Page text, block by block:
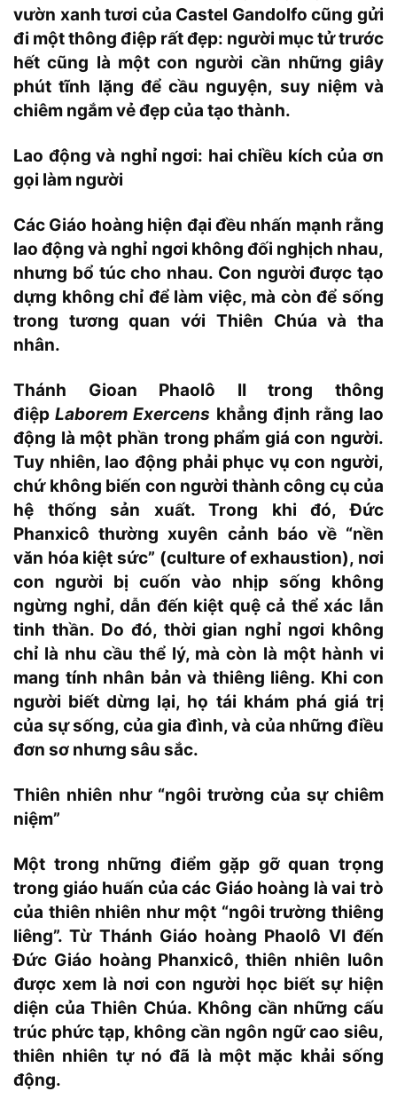
vườn xanh tươi của Castel Gandolfo cũng gửi
đi một thông điệp rất đẹp: người mục tử trước
hết cũng là một con người cần những giây
phút tĩnh lặng để cầu nguyện, suy niệm và
chiêm ngắm vẻ đẹp của tạo thành.
Lao động và nghỉ ngơi: hai chiều kích của ơn
gọi làm người
Các Giáo hoàng hiện đại đều nhấn mạnh rằng
lao động và nghỉ ngơi không đối nghịch nhau,
nhưng bổ túc cho nhau. Con người được tạo
dựng không chỉ để làm việc, mà còn để sống
trong tương quan với Thiên Chúa và tha
nhân.
Thánh Gioan Phaolô II trong thông
điệpLaborem Exercens khẳng định rằng lao
động là một phần trong phẩm giá con người.
Tuy nhiên, lao động phải phục vụ con người,
chứ không biến con người thành công cụ của
hệ thống sản xuất. Trong khi đó, Đức
Phanxicô thường xuyên cảnh báo về “nền
văn hóa kiệt sức” (culture of exhaustion), nơi
con người bị cuốn vào nhịp sống không
ngừng nghỉ, dẫn đến kiệt quệ cả thể xác lẫn
tinh thần. Do đó, thời gian nghỉ ngơi không
chỉ là nhu cầu thể lý, mà còn là một hành vi
mang tính nhân bản và thiêng liêng. Khi con
người biết dừng lại, họ tái khám phá giá trị
của sự sống, của gia đình, và của những điều
đơn sơ nhưng sâu sắc.
Thiên nhiên như “ngôi trường của sự chiêm
niệm”
Một trong những điểm gặp gỡ quan trọng
trong giáo huấn của các Giáo hoàng là vai trò
của thiên nhiên như một “ngôi trường thiêng
liêng”. Từ Thánh Giáo hoàng Phaolô VI đến
Đức Giáo hoàng Phanxicô, thiên nhiên luôn
được xem là nơi con người học biết sự hiện
diện của Thiên Chúa. Không cần những cấu
trúc phức tạp, không cần ngôn ngữ cao siêu,
thiên nhiên tự nó đã là một mặc khải sống
động.